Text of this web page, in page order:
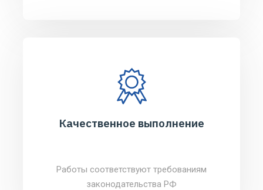
Качественное выполнение
Работы соответствуют требованиям
законодательства РФ